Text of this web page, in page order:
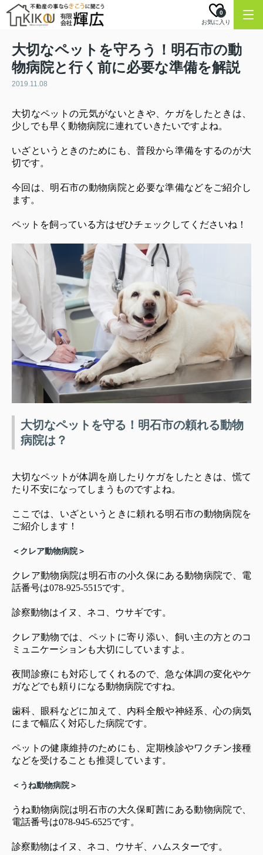
お気に入り
0
大切なペットを守ろう！明石市の動
物病院と行く前に必要な準備を解説
2019.11.08
大切なペットの元気がないときや、ケガをしたときは、
少しでも早く動物病院に連れていきたいですよね。
いざというときのためにも、普段から準備をするのが大
切です。
今回は、明石市の動物病院と必要な準備などをご紹介し
ます。
ペットを飼っている方はぜひチェックしてくださいね！
大切なペットを守る！明石市の頼れる動物
病院は？
大切なペットが体調を崩したりケガをしたときは、慌て
たり不安になってしまうものですよね。
ここでは、いざというときに頼れる明石市の動物病院を
ご紹介します！
＜クレア動物病院＞
クレア動物病院は明石市の小久保にある動物病院で、電
話番号は078-925-5515です。
診察動物はイヌ、ネコ、ウサギです。
クレア動物では、ペットに寄り添い、飼い主の方とのコ
ミュニケーションも大切にしていますよ。
夜間診療にも対応してくれるので、急な体調の変化やケ
ガなどでも頼りになる動物病院ですね。
歯科、眼科などに加えて、内科全般や神経系、心の病気
にまで幅広く対応した病院です。
ペットの健康維持のためにも、定期検診やワクチン接種
などを受けることも推奨しています。
＜うね動物病院＞
うね動物病院は明石市の大久保町茜にある動物病院で、
電話番号は078-945-6525です。
診察動物はイヌ、ネコ、ウサギ、ハムスターです。